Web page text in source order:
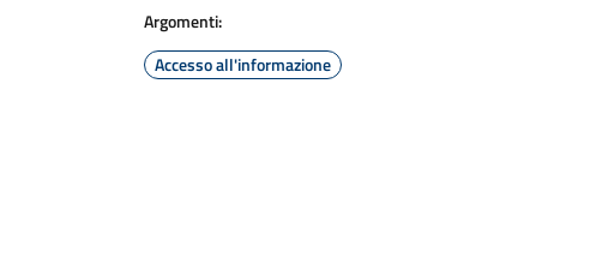
Argomenti:
Accesso all'informazione